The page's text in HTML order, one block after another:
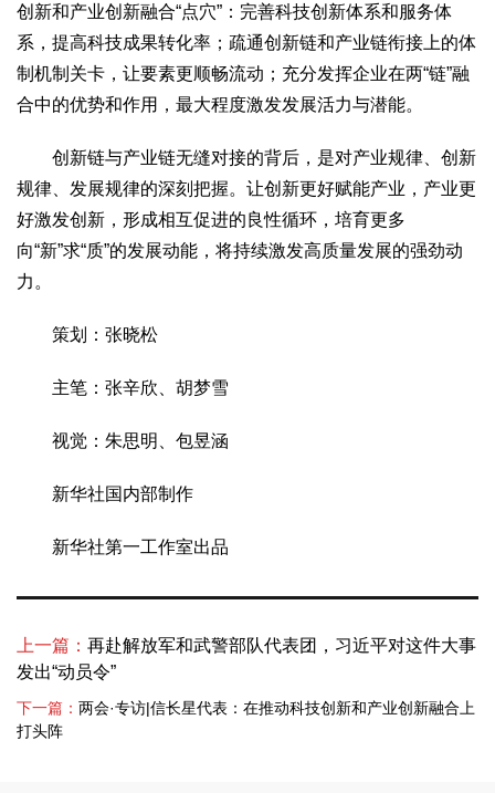
创新和产业创新融合“点穴”：完善科技创新体系和服务体
系，提高科技成果转化率；疏通创新链和产业链衔接上的体
制机制关卡，让要素更顺畅流动；充分发挥企业在两“链”融
合中的优势和作用，最大程度激发发展活力与潜能。
创新链与产业链无缝对接的背后，是对产业规律、创新
规律、发展规律的深刻把握。让创新更好赋能产业，产业更
好激发创新，形成相互促进的良性循环，培育更多
向“新”求“质”的发展动能，将持续激发高质量发展的强劲动
力。
策划：张晓松
主笔：张辛欣、胡梦雪
视觉：朱思明、包昱涵
新华社国内部制作
新华社第一工作室出品
上一篇： 再赴解放军和武警部队代表团，习近平对这件大事
发出“动员令”
下一篇： 两会·专访|信长星代表：在推动科技创新和产业创新融合上
打头阵